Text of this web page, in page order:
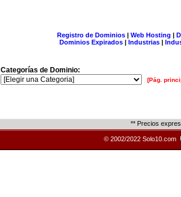
Registro de Dominios| Web Hosting |
Dominios Expirados | Industrias |
Categorías de Dominio:
[Pág.
** Precios
© 2002/2022 Solo10.com